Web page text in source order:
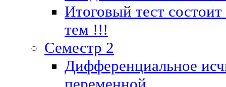
Итоговый тест
тем !!!
Семестр 2
Дифференциальное